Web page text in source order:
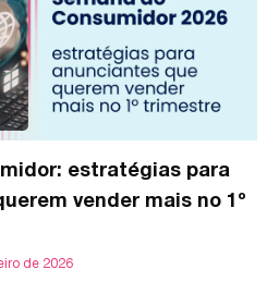
estratégias para
vender mais no 1º
de 2026